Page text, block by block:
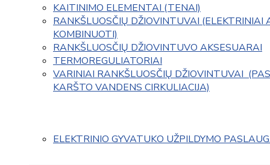
KAITINIMO ELEMENTAI (TENAI)
RANKŠLUOSČIŲ DŽIOVINTUVAI (ELEKTRINIAI
KOMBINUOTI)
RANKŠLUOSČIŲ DŽIOVINTUVO AKSESUARAI
TERMOREGULIATORIAI
VARINIAI RANKŠLUOSČIŲ DŽIOVINTUVAI
KARŠTO VANDENS CIRKULIACIJA)
ELEKTRINIO GYVATUKO UŽPILDYMO